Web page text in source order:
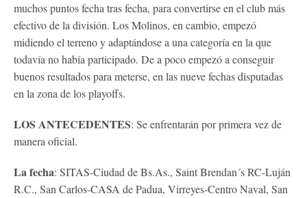
muchos puntos fecha tras fecha, para convertirse en el club más
efectivo de la división. Los Molinos, en cambio, empezó
midiendo el terreno y adaptándose a una categoría en la que
todavía no había participado. De a poco empezó a conseguir
buenos resultados para meterse, en las nueve fechas disputadas
en la zona de los playoffs.
LOS ANTECEDENTES: Se enfrentarán por primera vez de
manera oficial.
La fecha: SITAS-Ciudad de Bs.As., Saint Brendan´s RC-Luján
R.C., San Carlos-CASA de Padua, Virreyes-Centro Naval, San